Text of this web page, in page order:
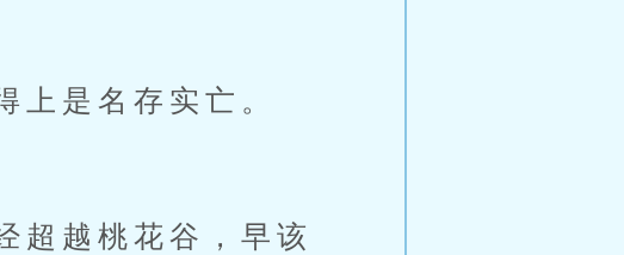
是名存实亡。
越桃花谷，早该